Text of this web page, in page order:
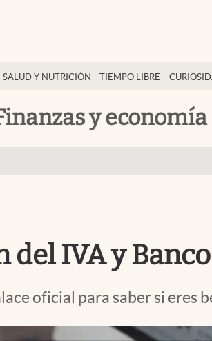
SALUD Y NUTRICIÓN TIEMPO LIBRE
y economía
del IVA y
oficial para saber si eres